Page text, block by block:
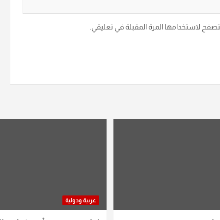
لاستخدامها المرة المقبلة في تعليقي.
عربية ودولية